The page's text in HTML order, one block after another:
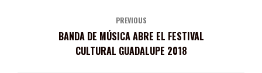
PREVIOUS
BANDA DE MÚSICA ABRE EL FESTIVAL
CULTURAL GUADALUPE 2018